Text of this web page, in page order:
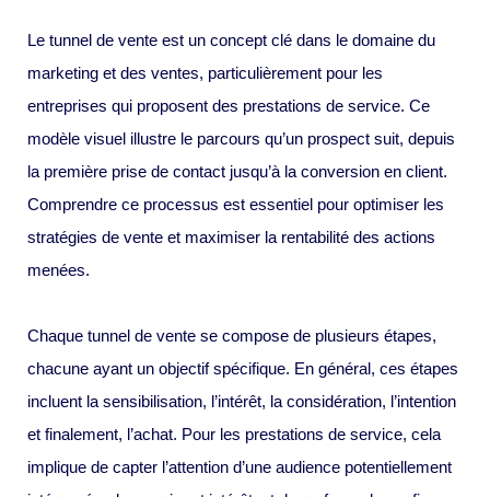
Le tunnel de vente est un concept clé dans le domaine du
marketing et des ventes, particulièrement pour les
entreprises qui proposent des prestations de service. Ce
modèle visuel illustre le parcours qu’un prospect suit, depuis
la première prise de contact jusqu’à la conversion en client.
Comprendre ce processus est essentiel pour optimiser les
stratégies de vente et maximiser la rentabilité des actions
menées.
Chaque tunnel de vente se compose de plusieurs étapes,
chacune ayant un objectif spécifique. En général, ces étapes
incluent la sensibilisation, l’intérêt, la considération, l’intention
et finalement, l’achat. Pour les prestations de service, cela
implique de capter l’attention d’une audience potentiellement